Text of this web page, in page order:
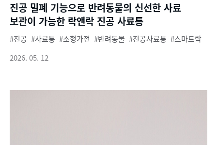
진공 밀폐 기능으로 반려동물의 신선한 사료
보관이 가능한 락앤락 진공 사료통
진공 사료통 소형가전 반려동물 진공사료통
스마트락
2026. 05. 12